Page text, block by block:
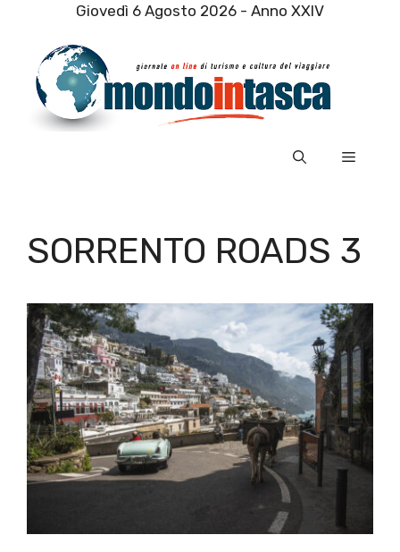
contenuto
Giovedì 6 Agosto 2026 - Anno XXIV
Menu
SORRENTO ROADS 3